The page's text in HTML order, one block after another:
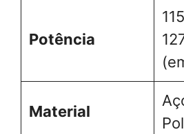
Potência
Material